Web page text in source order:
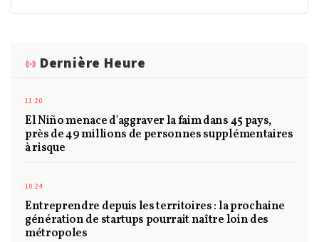
Dernière Heure
11:20
El Niño menace d'aggraver la faim dans 45 pays,
près de 49 millions de personnes supplémentaires
à risque
10:24
Entreprendre depuis les territoires : la prochaine
génération de startups pourrait naître loin des
métropoles